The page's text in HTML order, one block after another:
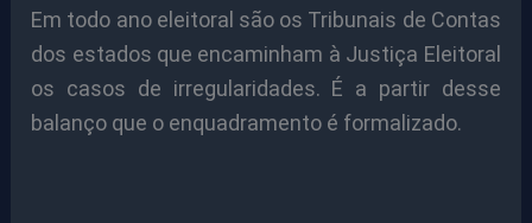
Em todo ano eleitoral são os Tribunais de Contas
dos estados que encaminham à Justiça Eleitoral
os casos de irregularidades. É a partir desse
balanço que o enquadramento é formalizado.